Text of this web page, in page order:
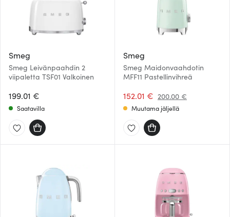
Smeg
Smeg Leivänpaahdin 2
viipaletta TSF01 Valkoinen
199.01 €
Saatavilla
Smeg
Smeg Maidonvaahdotin
MFF11 Pastellinvihreä
152.01 € 200.00 €
Muutama jäljellä